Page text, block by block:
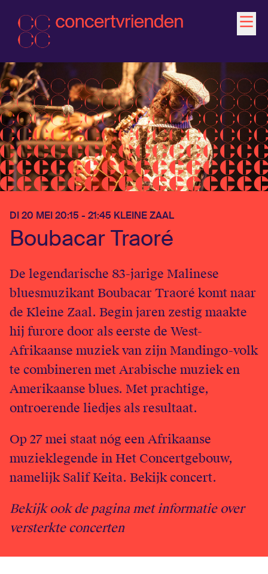
Agenda
Activiteiten
Ontdek
Word Vriend
Contact
English
Login
DI 20 MEI 20:15 - 21:45 KLEINE ZAAL
Boubacar Traoré
De legendarische 83-jarige Malinese
bluesmuzikant Boubacar Traoré komt naar
de Kleine Zaal. Begin jaren zestig maakte
hij furore door als eerste de West-
Afrikaanse muziek van zijn Mandingo-volk
te combineren met Arabische muziek en
Amerikaanse blues. Met prachtige,
ontroerende liedjes als resultaat.
Op 27 mei staat nóg een Afrikaanse
muzieklegende in Het Concertgebouw,
namelijk Salif Keita. Bekijk concert.
Bekijk ook de pagina metinformatie over
versterkte concerten